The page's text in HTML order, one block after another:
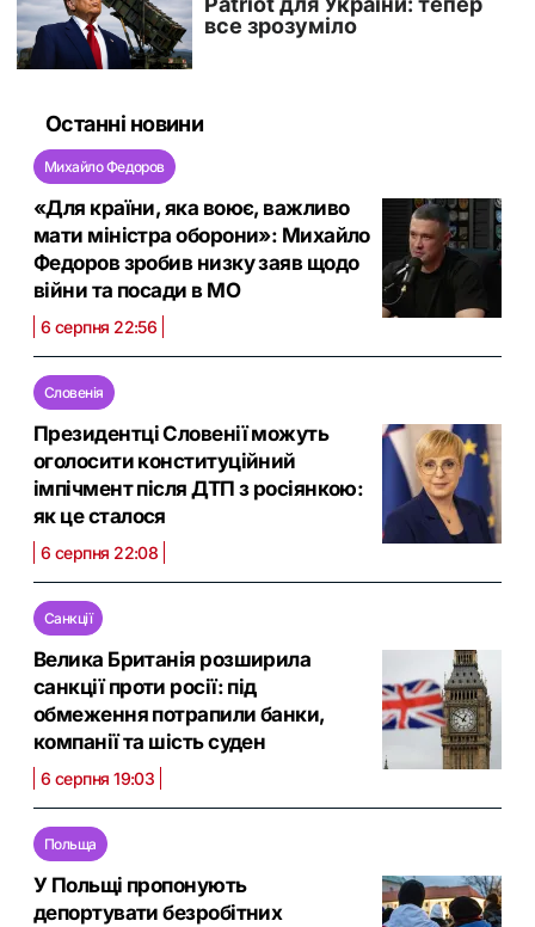
Останні новини
Михайло Федоров
«Для країни, яка воює, важливо
мати міністра оборони»: Михайло
Федоров зробив низку заяв щодо
війни та посади в МО
6 серпня 22:56
Словенія
Президентці Словенії можуть
оголосити конституційний
імпічмент після ДТП з росіянкою:
як це сталося
6 серпня 22:08
Санкції
Велика Британія розширила
санкції проти росії: під
обмеження потрапили банки,
компанії та шість суден
6 серпня 19:03
Польща
У Польщі пропонують
депортувати безробітних